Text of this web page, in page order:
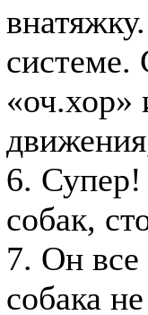
системе.
«оч.хор»
6.
собак,
7. Он все
собака